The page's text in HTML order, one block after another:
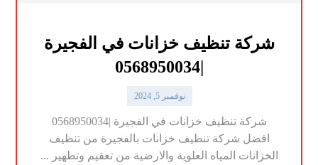
شركة تنظيف خزانات في الفجيرة
|0568950034
نوفمبر 5, 2024
شركة تنظيف خزانات في الفجيرة |0568950034
افضل شركة تنظيف خزانات بالفجيرة من تنظيف
الخزانات المياه العلوية والارضية من تعقيم وتطهير ...